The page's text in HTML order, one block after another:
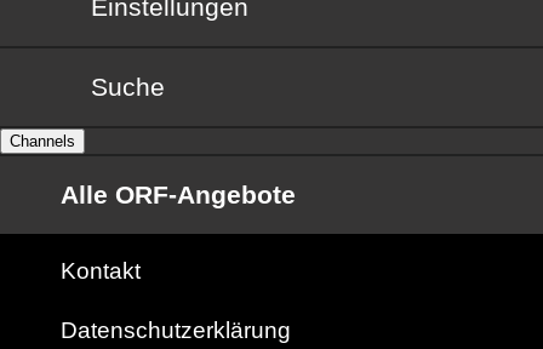
Einstellungen
Suche
Channels
Alle ORF-Angebote
Kontakt
Datenschutzerklärung